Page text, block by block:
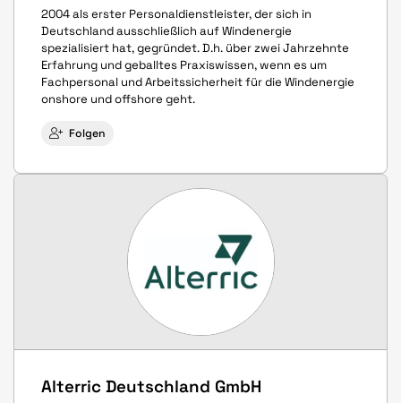
2004 als erster Personaldienstleister, der sich in
Deutschland ausschließlich auf Windenergie
spezialisiert hat, gegründet. D.h. über zwei Jahrzehnte
Erfahrung und geballtes Praxiswissen, wenn es um
Fachpersonal und Arbeitssicherheit für die Windenergie
onshore und offshore geht.
Folgen
Alterric Deutschland GmbH